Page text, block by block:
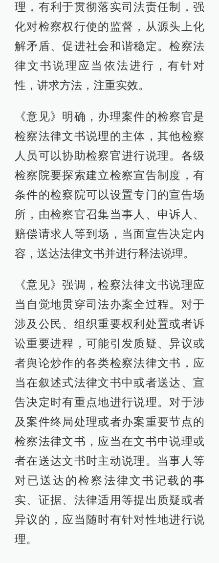
理，有利于贯彻落实司法责任制，强
化对检察权行使的监督，从源头上化
解矛盾、促进社会和谐稳定。检察法
律文书说理应当依法进行，有针对
性，讲求方法，注重实效。
《意见》明确，办理案件的检察官是
检察法律文书说理的主体，其他检察
人员可以协助检察官进行说理。各级
检察院要探索建立检察宣告制度，有
条件的检察院可以设置专门的宣告场
所，由检察官召集当事人、申诉人、
赔偿请求人等到场，当面宣告决定内
容，送达法律文书并进行释法说理。
《意见》强调，检察法律文书说理应
当自觉地贯穿司法办案全过程。对于
涉及公民、组织重要权利处置或者诉
讼重要进程，可能引发质疑、异议或
者舆论炒作的各类检察法律文书，应
当在叙述式法律文书中或者送达、宣
告决定时有重点地进行说理。对于涉
及案件终局处理或者办案重要节点的
检察法律文书，应当在文书中说理或
者在送达文书时主动说理。当事人等
对已送达的检察法律文书记载的事
实、证据、法律适用等提出质疑或者
异议的，应当随时有针对性地进行说
理。